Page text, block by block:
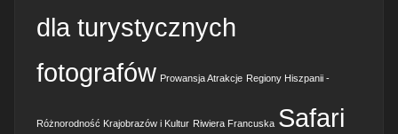
dla turystycznych
fotografów Prowansja Atrakcje Regiony Hiszpanii -
Różnorodność Krajobrazów i Kultur Riwiera Francuska Safari